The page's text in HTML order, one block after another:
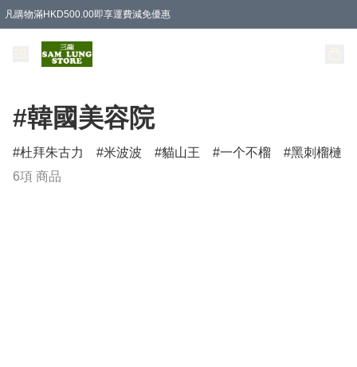
凡購物滿HKD500.00即享運費減免優惠
#韓國美容院
杜拜朱古力 米波波 貓山王 一个不榴
黑刺榴槤
6項 商品